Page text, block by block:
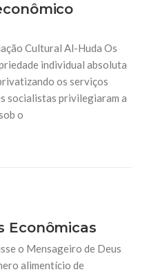
Cultural Al-Huda Os
individual absoluta
os serviços
socialistas privilegiaram a
o
Econômicas
o Mensageiro de Deus
alimentício de